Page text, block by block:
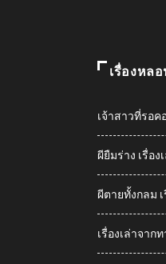
เรื่องหล
เจ้าสาวที่รอค
ผียืมร่าง เรื่อ
ผีตายทั้งกลม
เรื่องเล่าจาก